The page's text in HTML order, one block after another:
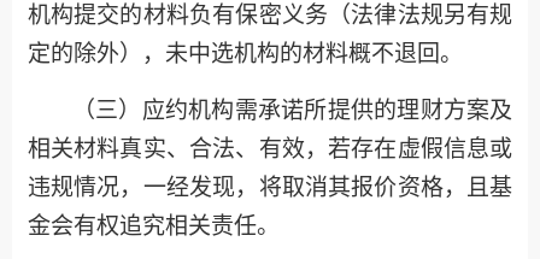
机构提交的材料负有保密义务（法律法规另有规
定的除外），未中选机构的材料概不退回 。
（三） 应约机构需承诺所提供的理财方案及
相关材料真实、合法、有效，若存在虚假信息或
违规情况，一经发现，将取消其报价资格，且基
金会有权追究相关责任。